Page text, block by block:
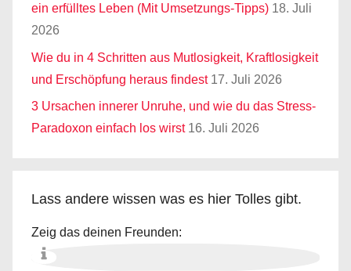
ein erfülltes Leben (Mit Umsetzungs-Tipps) 18. Juli
2026
Wie du in 4 Schritten aus Mutlosigkeit, Kraftlosigkeit
und Erschöpfung heraus findest 17. Juli 2026
3 Ursachen innerer Unruhe, und wie du das Stress-
Paradoxon einfach los wirst 16. Juli 2026
Lass andere wissen was es hier Tolles gibt.
Zeig das deinen Freunden: